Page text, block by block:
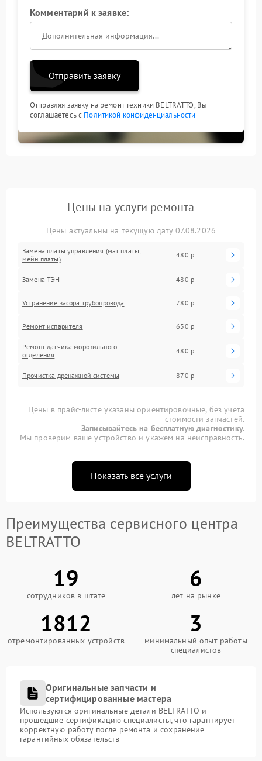
Комментарий к заявке:
Отправить заявку
Отправляя заявку на ремонт техники BELTRATTO, Вы
соглашаетесь с Политикой конфиденциальности
Цены на услуги ремонта
Цены актуальны на текущую дату 07.08.2026
Замена платы управления (мат.платы,
мейн платы)
480 р
Замена ТЭН 480 р
Устранение засора трубопровода 780 р
Ремонт испарителя 630 р
Ремонт датчика морозильного
отделения
480 р
Прочистка дренажной системы 870 р
Цены в прайс-листе указаны ориентировочные, без учета
стоимости запчастей.
Записывайтесь на бесплатную диагностику.
Мы проверим ваше устройство и укажем на неисправность.
Показать все услуги
Преимущества сервисного центра
BELTRATTO
19
сотрудников в штате
6
лет на рынке
1812
отремонтированных устройств
3
минимальный опыт работы
специалистов
Оригинальные запчасти и
сертифицированные мастера
Используются оригинальные детали BELTRATTO и
прошедшие сертификацию специалисты, что гарантирует
корректную работу после ремонта и сохранение
гарантийных обязательств